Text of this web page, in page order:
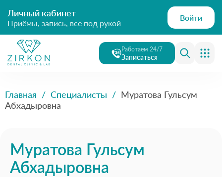
Личный кабинет
Приёмы, запись, все под рукой
Войти
Работаем 24/7
Записаться
Главная / Специалисты / Муратова Гульсум
Абхадыровна
Муратова Гульсум
Абхадыровна